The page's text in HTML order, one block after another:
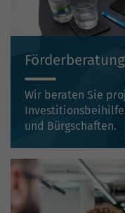
Förderberatung
Wir beraten Sie
und Bürgschaften.